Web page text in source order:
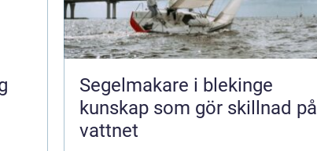
Segelmakare i blekinge
kunskap som gör skillnad på
vattnet